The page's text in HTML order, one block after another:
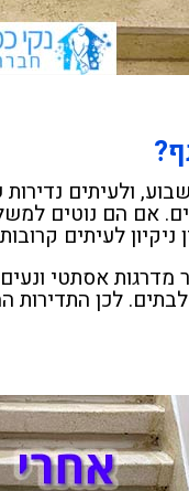
ולעיתים
אם הם נוטים
לעיתים קרובות
אסתטי
לבתים. לכן